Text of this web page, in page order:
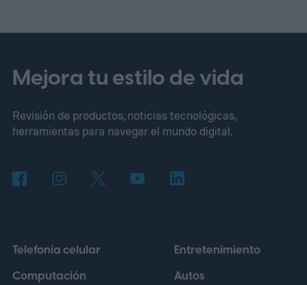
Mejora tu estilo de vida
Revisión de productos, noticias tecnológicas,
herramientas para navegar el mundo digital.
Telefonía celular
Computación
Entretenimiento
Autos